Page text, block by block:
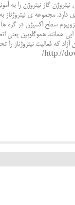
نیتروژن گاز نیتروژن را
دارد. مجموعه ی
سطح اکسیژن در گره ها
همانند هموگلوبین یعنی
آزاد که فعالیت نیتروژناز